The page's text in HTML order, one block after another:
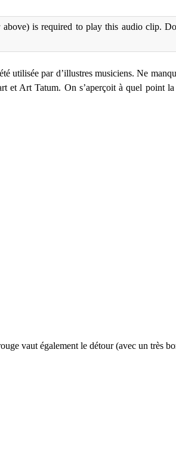
is required to play this audio clip.
utilisée par d’illustres musiciens. Ne
et Art Tatum. On s’aperçoit à quel point
vaut également le détour (avec un très